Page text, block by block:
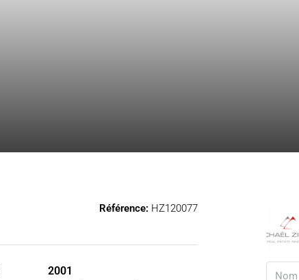
Référence: HZ120077
2001